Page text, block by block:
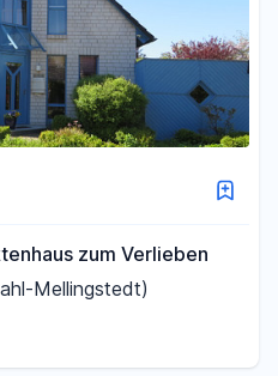
zum Verlieben
Mellingstedt)